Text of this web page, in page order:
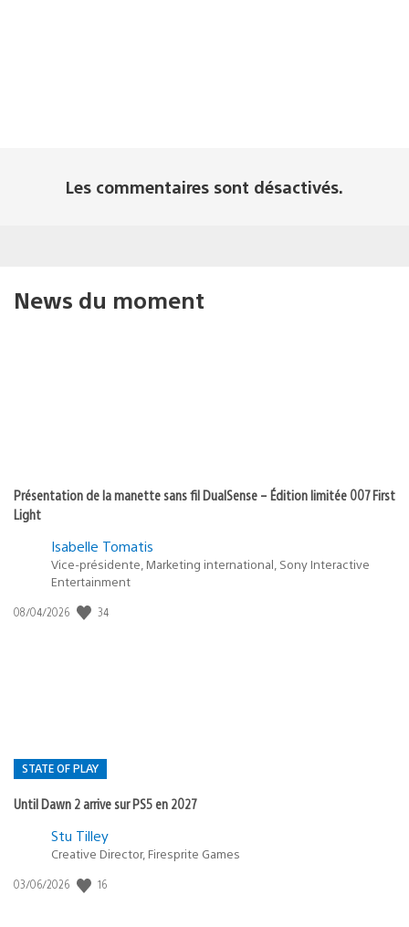
Les commentaires sont désactivés.
News du moment
Présentation de la manette sans fil DualSense – Édition limitée 007 First
Light
Isabelle Tomatis
Vice-présidente, Marketing international, Sony Interactive
Entertainment
Date
08/04/2026 34
STATE OF PLAY
Until Dawn 2 arrive sur PS5 en 2027
Postée
:
Stu Tilley
Creative Director, Firesprite Games
Date
03/06/2026 16